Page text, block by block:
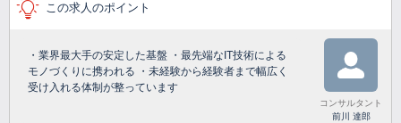
この求人のポイント
・業界最大手の安定した基盤 ・最先端なIT技術による
モノづくりに携われる ・未経験から経験者まで幅広く
受け入れる体制が整っています
コンサルタント
前川 達郎